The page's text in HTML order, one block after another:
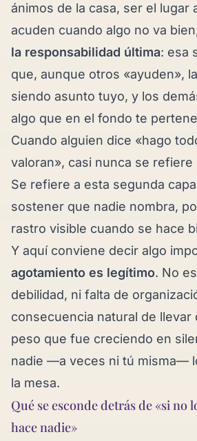
ánimos de la casa, ser el lugar
acuden cuando algo no va
la responsabilidad última: esa
que, aunque otros «ayuden»,
siendo asunto tuyo, y los
algo que en el fondo te
Cuando alguien dice «hago
valoran», casi nunca se refiere
Se refiere a esta segunda
sostener que nadie nombra,
rastro visible cuando se hace
Y aquí conviene decir algo
agotamiento es legítimo. No
debilidad, ni falta de
consecuencia natural de llevar
peso que fue creciendo en
nadie —a veces ni tú misma—
la mesa.
Qué se esconde detrás de «si no
hace nadie»